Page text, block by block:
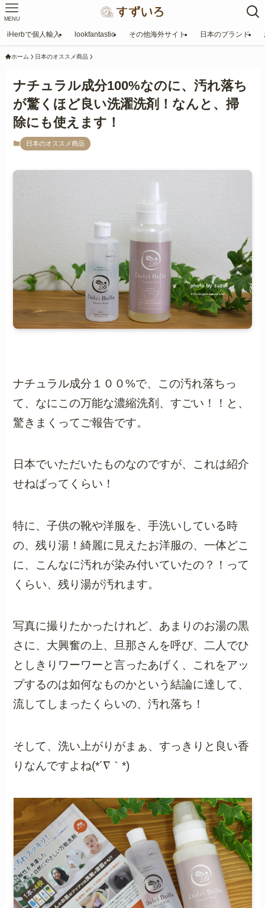
MENU
iHerbで個人輸入 lookfantastic その他海外サイト 日本のブランド
ホーム 日本のオススメ商品
ナチュラル成分100%なのに、汚れ落ち
が驚くほど良い洗濯洗剤！なんと、掃
除にも使えます！
日本のオススメ商品
ナチュラル成分１００%で、この汚れ落ちっ
て、なにこの万能な濃縮洗剤、すごい！！と、
驚きまくってご報告です。
日本でいただいたものなのですが、これは紹介
せねばってくらい！
特に、子供の靴や洋服を、手洗いしている時
の、残り湯！綺麗に見えたお洋服の、一体どこ
に、こんなに汚れが染み付いていたの？！って
くらい、残り湯が汚れます。
写真に撮りたかったけれど、あまりのお湯の黒
さに、大興奮の上、旦那さんを呼び、二人でひ
としきりワーワーと言ったあげく、これをアッ
プするのは如何なものかという結論に達して、
流してしまったくらいの、汚れ落ち！
そして、洗い上がりがまぁ、すっきりと良い香
りなんですよね(*´∇｀*)